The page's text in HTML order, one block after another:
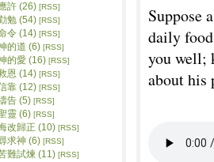
Suppose
daily
you well;
about his
許 (26) [RSS]
勉 (54) [RSS]
令 (14) [RSS]
的道 (6) [RSS]
的愛 (16) [RSS]
恩 (14) [RSS]
靠 (12) [RSS]
告 (5) [RSS]
靈 (6) [RSS]
改歸正 (10) [RSS]
求神 (6) [RSS]
難試煉 (11) [RSS]